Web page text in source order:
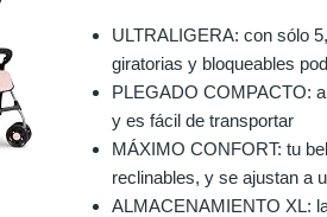
ULTRALIGERA: con sólo
giratorias y bloqueables
PLEGADO COMPACTO:
y es fácil de transportar
MÁXIMO CONFORT: tu
reclinables, y se ajustan a
ALMACENAMIENTO XL: